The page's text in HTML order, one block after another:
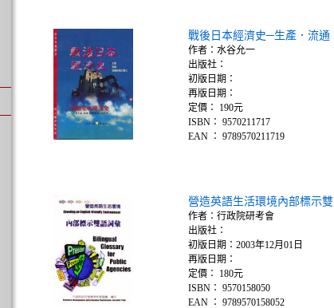
戰後日本經濟史─生產．流通
作者：水谷允一
出版社：
初版日期：
再版日期：
定價： 190元
ISBN： 9570211717
EAN ： 9789570211719
營造英語生活環境內部標示雙
作者：行政院研考會
出版社：
初版日期：2003年12月01日
再版日期：
定價： 180元
ISBN： 9570158050
EAN ： 9789570158052